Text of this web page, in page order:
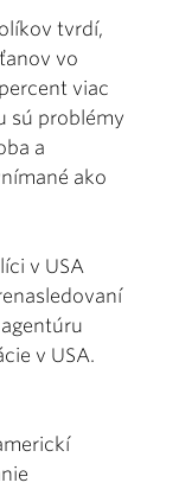
tvrdí,
vo
viac
sú problémy
a
ako
v USA
v USA.